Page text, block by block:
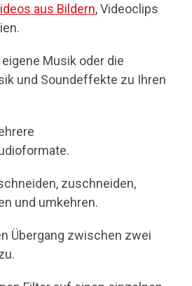
aus Bildern, Videoclips
Musik oder die
und Soundeffekte zu Ihren
zuschneiden,
und umkehren.
Übergang zwischen zwei